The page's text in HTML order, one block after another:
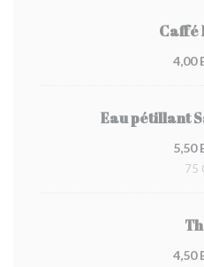
Caffé
4,00
Eau pétillant
5,50
75
4,50